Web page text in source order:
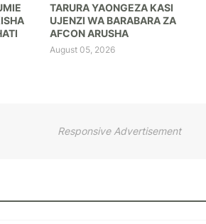
TARURA YAONGEZA KASI
UJENZI WA BARABARA ZA
AFCON ARUSHA
August 05, 2026
Responsive Advertisement